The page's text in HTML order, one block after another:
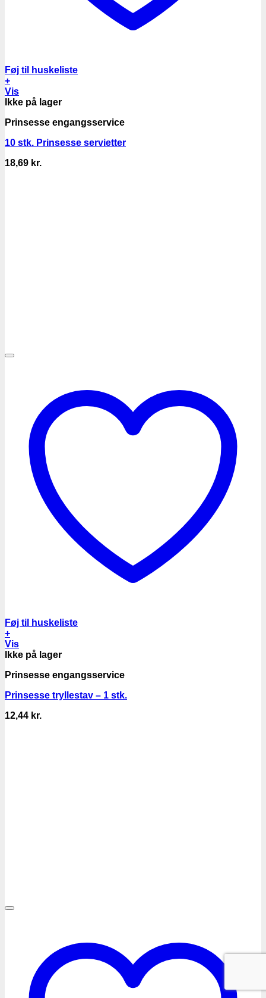
Føj til huskeliste
+
Vis
Ikke på lager
Prinsesse engangsservice
10 stk. Prinsesse servietter
18,69 kr.
Føj til huskeliste
+
Vis
Ikke på lager
Prinsesse engangsservice
Prinsesse tryllestav – 1 stk.
12,44 kr.